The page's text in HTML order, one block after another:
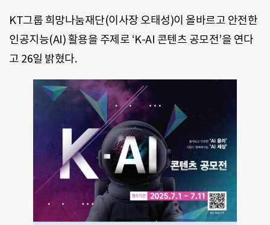
KT그룹 희망나눔재단(이사장 오태성)이 올바르고 안전한
인공지능(AI) 활용을 주제로 ‘K-AI 콘텐츠 공모전’을 연다
고 26일 밝혔다.